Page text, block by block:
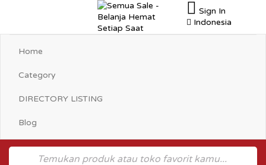
navigation
Sign In
Indonesia
Home
Category
DIRECTORY LISTING
Blog